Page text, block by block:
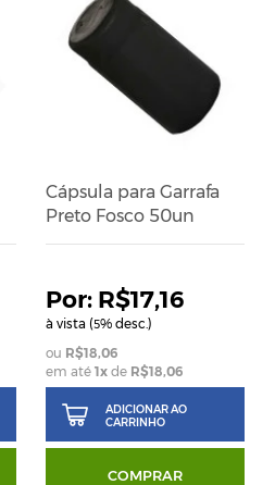
Cápsula para Garrafa
Preto Fosco 50un
R$17,16
à vista (5% desc.)
R$18,06
em até 1xde R$18,06
ADICIONAR AO
CARRINHO
COMPRAR